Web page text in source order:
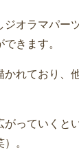
オラマパー
きます。
れており、
っていくと
。